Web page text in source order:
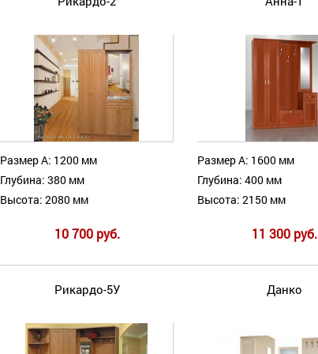
Размер А: 1200 мм
Глубина: 380 мм
Высота: 2080 мм
10 700 руб.
Размер А: 1600 мм
Глубина: 400 мм
Высота: 2150 мм
11 300 руб.
Рикардо-5У Данко